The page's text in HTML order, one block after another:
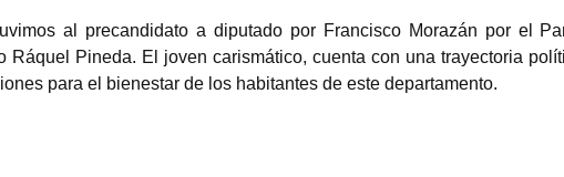
al precandidato a diputado por Francisco Morazán por el
Ráquel Pineda. El joven carismático, cuenta con una trayectoria
para el bienestar de los habitantes de este departamento.